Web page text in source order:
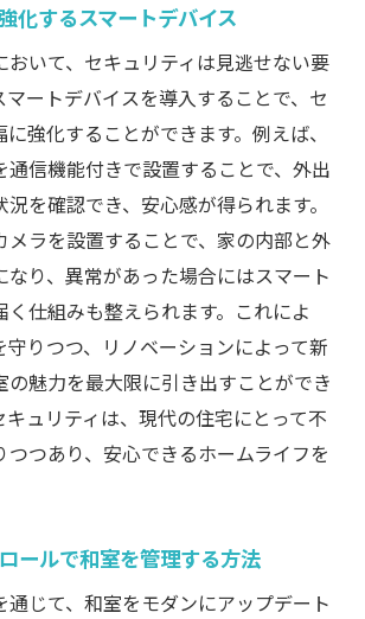
化するスマートデバイス
おいて、セキュリティは見逃せない要
ートデバイスを導入することで、セ
強化することができます。例えば、
通信機能付きで設置することで、外出
を確認でき、安心感が得られます。
メラを設置することで、家の内部と外
なり、異常があった場合にはスマート
く仕組みも整えられます。これによ
守りつつ、リノベーションによって新
の魅力を最大限に引き出すことができ
キュリティは、現代の住宅にとって不
つつあり、安心できるホームライフを
ールで和室を管理する方法
通じて、和室をモダンにアップデート